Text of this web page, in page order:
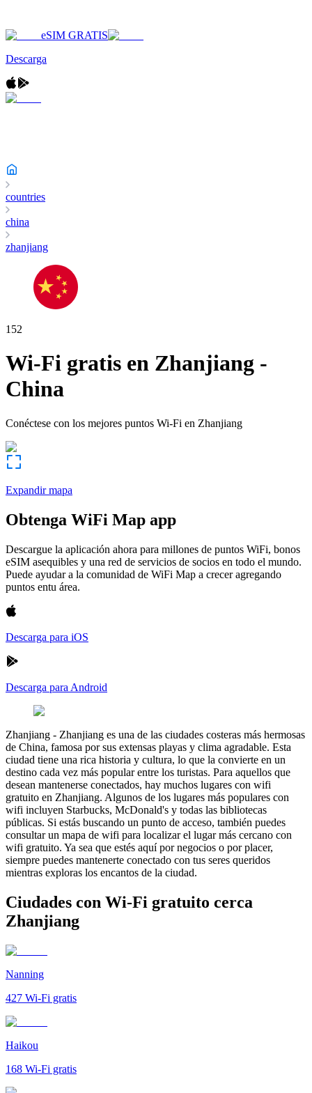
eSIM GRATIS
Descarga
countries
china
zhanjiang
152
Wi-Fi gratis en Zhanjiang -
China
Conéctese con los mejores puntos Wi-Fi en Zhanjiang
Expandir mapa
Obtenga WiFi Map app
Descargue la aplicación ahora para millones de puntos WiFi, bonos
eSIM asequibles y una red de servicios de socios en todo el mundo.
Puede ayudar a la comunidad de WiFi Map a crecer agregando
puntos entu área.
Descarga para iOS
Descarga para Android
Zhanjiang - Zhanjiang es una de las ciudades costeras más hermosas
de China, famosa por sus extensas playas y clima agradable. Esta
ciudad tiene una rica historia y cultura, lo que la convierte en un
destino cada vez más popular entre los turistas. Para aquellos que
desean mantenerse conectados, hay muchos lugares con wifi
gratuito en Zhanjiang. Algunos de los lugares más populares con
wifi incluyen Starbucks, McDonald's y todas las bibliotecas
públicas. Si estás buscando un punto de acceso, también puedes
consultar un mapa de wifi para localizar el lugar más cercano con
wifi gratuito. Ya sea que estés aquí por negocios o por placer,
siempre puedes mantenerte conectado con tus seres queridos
mientras exploras los encantos de la ciudad.
Ciudades con Wi-Fi gratuito cerca
Zhanjiang
Nanning
427 Wi-Fi gratis
Haikou
168 Wi-Fi gratis